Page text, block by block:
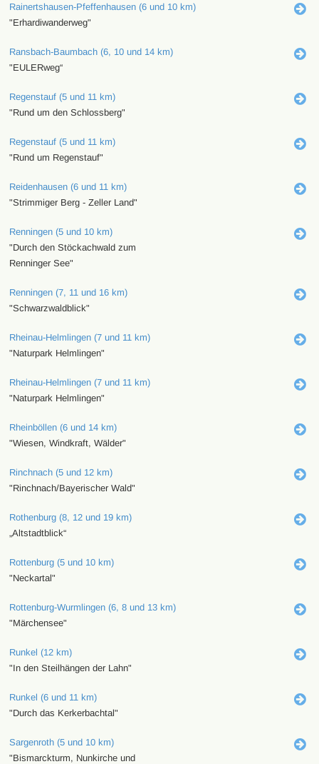
Rainertshausen-Pfeffenhausen (6 und 10 km)
"Erhardiwanderweg"
Ransbach-Baumbach (6, 10 und 14 km)
"EULERweg“
Regenstauf (5 und 11 km)
"Rund um den Schlossberg"
Regenstauf (5 und 11 km)
"Rund um Regenstauf"
Reidenhausen (6 und 11 km)
"Strimmiger Berg - Zeller Land"
Renningen (5 und 10 km)
"Durch den Stöckachwald zum
Renninger See"
Renningen (7, 11 und 16 km)
"Schwarzwaldblick"
Rheinau-Helmlingen (7 und 11 km)
"Naturpark Helmlingen"
Rheinau-Helmlingen (7 und 11 km)
"Naturpark Helmlingen"
Rheinböllen (6 und 14 km)
"Wiesen, Windkraft, Wälder"
Rinchnach (5 und 12 km)
"Rinchnach/Bayerischer Wald"
Rothenburg (8, 12 und 19 km)
„Altstadtblick“
Rottenburg (5 und 10 km)
"Neckartal"
Rottenburg-Wurmlingen (6, 8 und 13 km)
"Märchensee"
Runkel (12 km)
"In den Steilhängen der Lahn"
Runkel (6 und 11 km)
"Durch das Kerkerbachtal"
Sargenroth (5 und 10 km)
"Bismarckturm, Nunkirche und